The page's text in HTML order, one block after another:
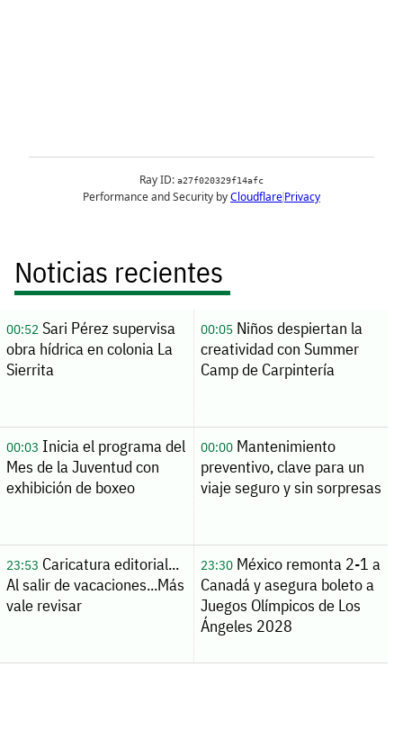
Noticias recientes
00:52Sari Pérez supervisa
obra hídrica en colonia La
Sierrita
00:05Niños despiertan la
creatividad con Summer
Camp de Carpintería
00:03 Inicia el programa del
Mes de la Juventud con
exhibición de boxeo
00:00Mantenimiento
preventivo, clave para un
viaje seguro y sin sorpresas
23:53 Caricatura editorial...
Al salir de vacaciones...Más
vale revisar
23:30México remonta 2-1 a
Canadá y asegura boleto a
Juegos Olímpicos de Los
Ángeles 2028